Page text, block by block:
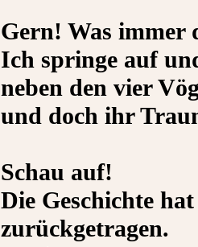
Gern! Was immer
Ich springe auf
neben den vier
und doch ihr
Schau auf!
Die Geschichte
zurückgetragen.